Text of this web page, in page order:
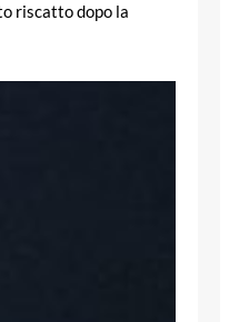
riscatto dopo la